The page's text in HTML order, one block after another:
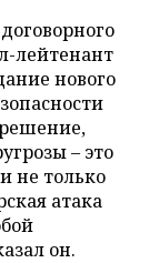
лейтенант
нового
– это
не только
атака
он.